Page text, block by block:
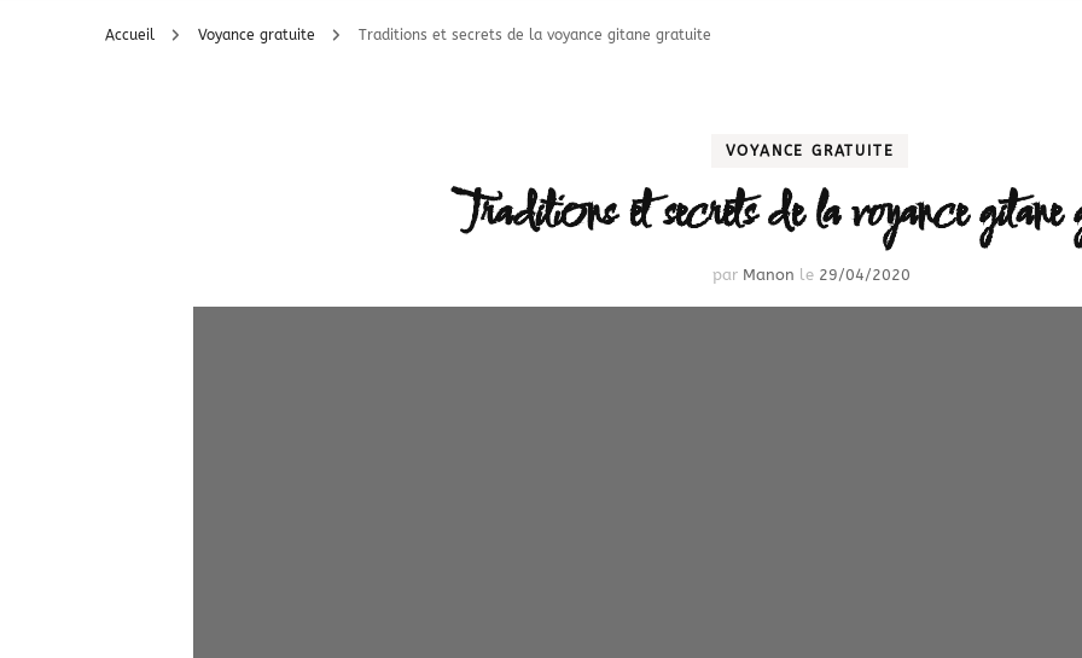
Accueil Voyance gratuite Traditions et secrets de la voyance gitane gratuite
VOYANCE GRATUITE
Traditions et secrets de la voyance gitane
par Manon le 29/04/2020